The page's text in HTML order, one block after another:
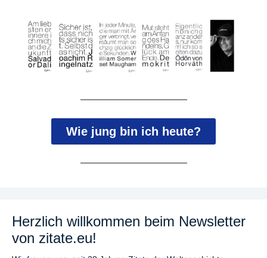
Wie jung bin ich heute?
Herzlich willkommen beim Newsletter
von zitate.eu!